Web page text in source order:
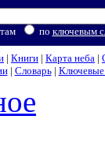
по ключевым
| Книги | Карта неба |
| Словарь| Ключевые